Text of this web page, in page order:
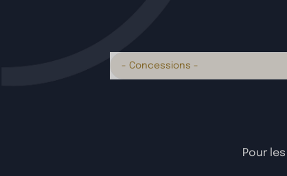
- Concessions -
Pour